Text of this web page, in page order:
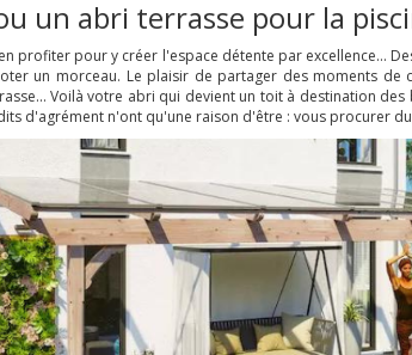
un abri terrasse pour la
profiter pour y créer l'espace détente par excellence...
un morceau. Le plaisir de partager des moments
Voilà votre abri qui devient un toit à destination
d'agrément n'ont qu'une raison d'être : vous procurer